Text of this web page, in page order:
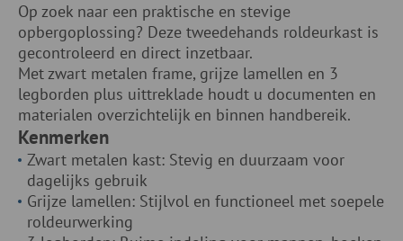
Op zoek naar een praktische en stevige
opbergoplossing? Deze tweedehands roldeurkast is
gecontroleerd en direct inzetbaar.
Met zwart metalen frame, grijze lamellen en 3
legborden plus uittreklade houdt u documenten en
materialen overzichtelijk en binnen handbereik.
Kenmerken
Zwart metalen kast: Stevig en duurzaam voor
dagelijks gebruik
Grijze lamellen: Stijlvol en functioneel met soepele
roldeurwerking